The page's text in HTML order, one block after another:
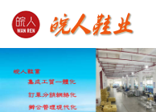
首页 新闻动态